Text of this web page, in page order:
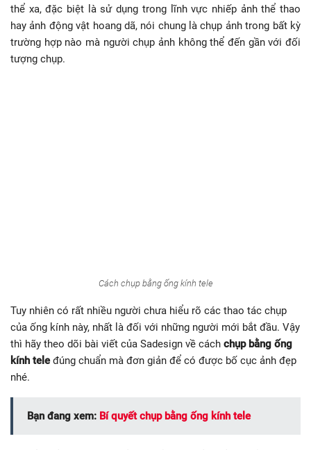
thể xa, đặc biệt là sử dụng trong lĩnh vực nhiếp ảnh thể thao
hay ảnh động vật hoang dã, nói chung là chụp ảnh trong bất kỳ
trường hợp nào mà người chụp ảnh không thể đến gần với đối
tượng chụp.
Cách chụp bằng ống kính tele
Tuy nhiên có rất nhiều người chưa hiểu rõ các thao tác chụp
của ống kính này, nhất là đối với những người mới bắt đầu. Vậy
thì hãy theo dõi bài viết của Sadesign về cách chụp bằng ống
kính teleđúng chuẩn mà đơn giản để có được bố cục ảnh đẹp
nhé.
Bạn đang xem: Bí quyết chụp bằng ống kính tele